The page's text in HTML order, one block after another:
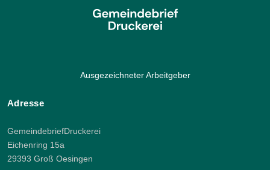
Ausgezeichneter Arbeitgeber
Adresse
GemeindebriefDruckerei
Eichenring 15a
29393 Groß Oesingen